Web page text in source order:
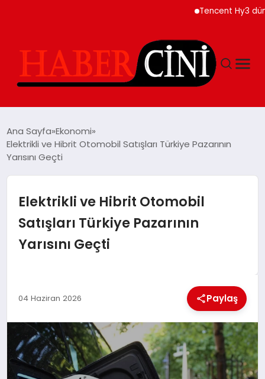
Tencent Hy3 dünya
YAŞAM
GÜNCEL
TEKNOLOJI
GENEL
EKONOMI
YEREL HABERLER
Ana Sayfa Ekonomi
Elektrikli ve Hibrit Otomobil Satışları Türkiye Pazarının
Yarısını Geçti
Elektrikli ve Hibrit Otomobil
Satışları Türkiye Pazarının
Yarısını Geçti
04 Haziran 2026 Paylaş